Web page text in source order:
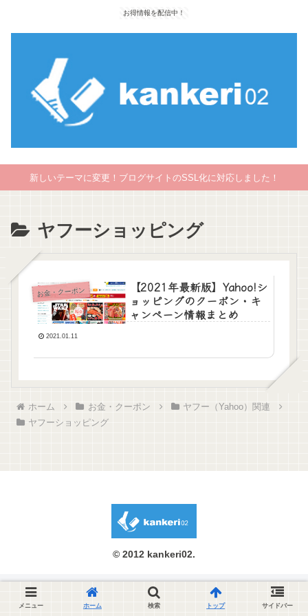
お得情報を配信中！
新しいテーマに変更！ブログサイトのSSL化に対応しました！
ヤフーショッピング
お金・クーポン
【2021年最新版】Yahoo!シ
ョッピングのクーポン・キ
ャンペーン情報まとめ
2021.01.11
ホーム お金・クーポン
ヤフー（Yahoo）関連
ヤフーショッピング
© 2012 kankeri02.
メニュー ホーム 検索 トップ サイドバー